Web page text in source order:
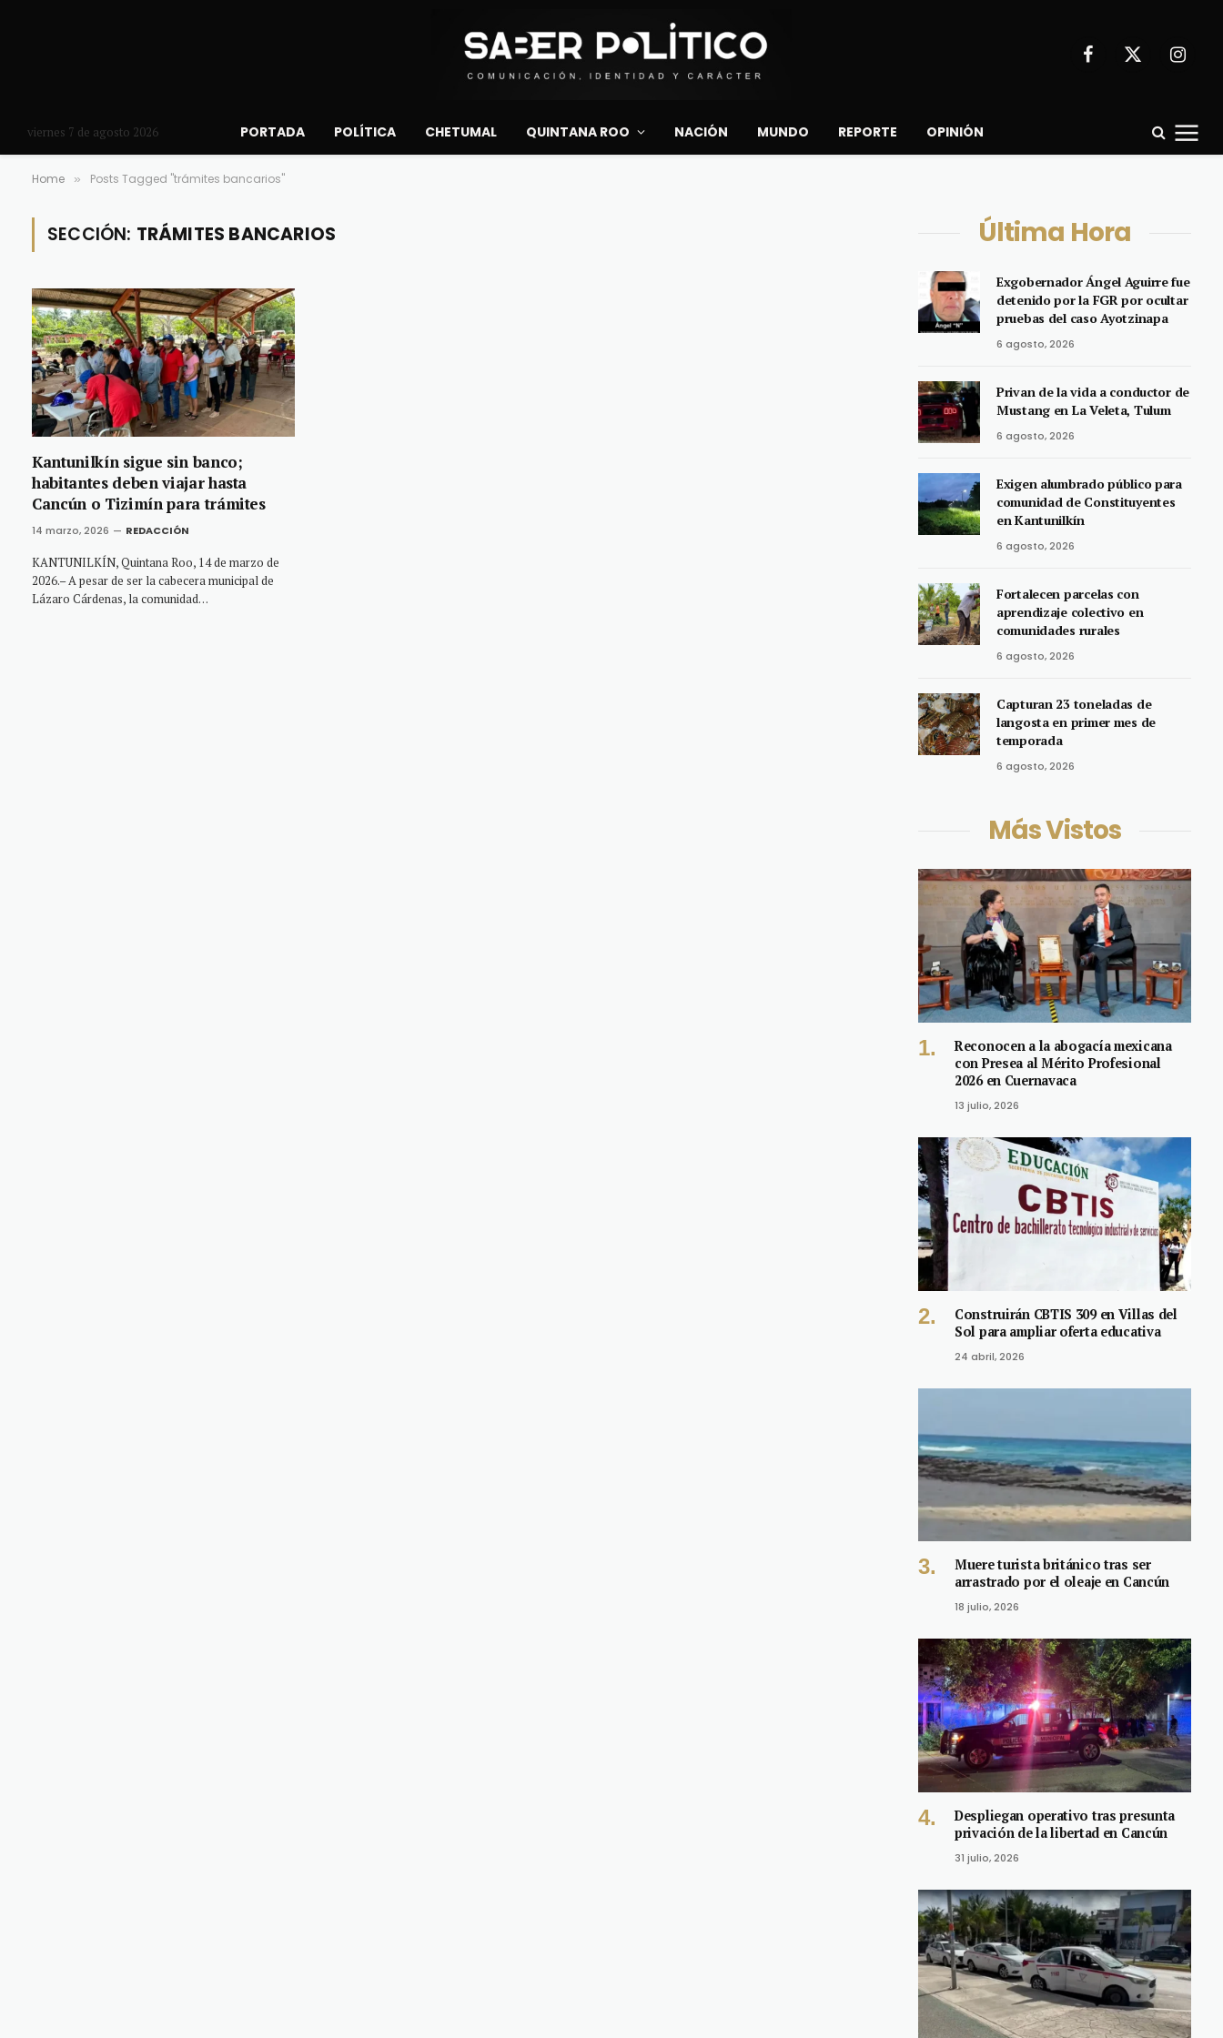
Facebook
X
viernes 7 de agosto 2026 PORTADA POLÍTICA CHETUMAL QUINTANA ROO NACIÓN MUNDO REPORTE OPINIÓN
Home » Posts Tagged "trámites bancarios"
SECCIÓN: TRÁMITES BANCARIOS
Kantunilkín sigue sin banco;
habitantes deben viajar hasta
Cancún o Tizimín para trámites
14 marzo, 2026 REDACCIÓN
KANTUNILKÍN, Quintana Roo, 14 de marzo de
2026.– A pesar de ser la cabecera municipal de
Lázaro Cárdenas, la comunidad…
Última Hora
Exgobernador Ángel Aguirre fue
detenido por la FGR por ocultar
pruebas del caso Ayotzinapa
6 agosto, 2026
Privan de la vida a conductor de
Mustang en La Veleta, Tulum
6 agosto, 2026
Exigen alumbrado público para
comunidad de Constituyentes
en Kantunilkín
6 agosto, 2026
Fortalecen parcelas con
aprendizaje colectivo en
comunidades rurales
6 agosto, 2026
Capturan 23 toneladas de
langosta en primer mes de
temporada
6 agosto, 2026
Más Vistos
Reconocen a la abogacía mexicana
con Presea al Mérito Profesional
2026 en Cuernavaca
13 julio, 2026
Construirán CBTIS 309 en Villas del
Sol para ampliar oferta educativa
24 abril, 2026
Muere turista británico tras ser
arrastrado por el oleaje en Cancún
18 julio, 2026
Despliegan operativo tras presunta
privación de la libertad en Cancún
31 julio, 2026